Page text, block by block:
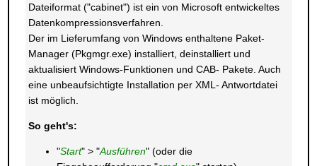
Dateiformat ("cabinet") ist ein von Microsoft entwickeltes
Datenkompressionsverfahren.
Der im Lieferumfang von Windows enthaltene Paket-
Manager (Pkgmgr.exe) installiert, deinstalliert und
aktualisiert Windows-Funktionen und CAB- Pakete. Auch
eine unbeaufsichtigte Installation per XML- Antwortdatei
ist möglich.
So geht's:
"Start" > "Ausführen" (oder die